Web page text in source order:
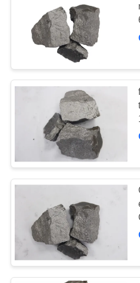
SUJET
NOUS
VISITE
D'USINE
CONTRÔLE
DE
QUALITÉ
CONTACTEZ-
NOUS
Alliage de
Inoculation
malléable